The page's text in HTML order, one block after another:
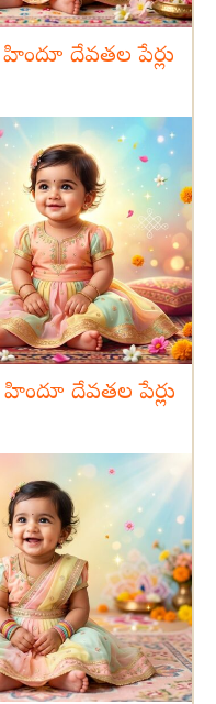
దేవతల పేర్లు
దేవతల పేర్లు